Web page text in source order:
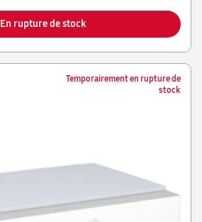
En rupture de stock
Temporairement en rupture de
stock